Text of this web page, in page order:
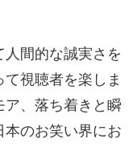
間的な誠実さを
視聴者を楽しま
、落ち着きと瞬
のお笑い界にお